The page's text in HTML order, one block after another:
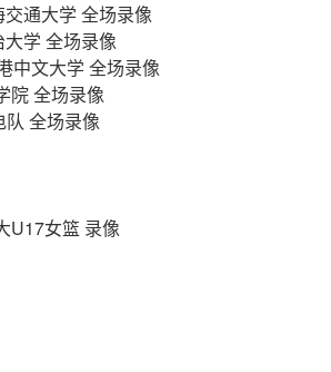
通大学 全场录像
学 全场录像
中文大学 全场录像
院 全场录像
全场录像
U17女篮 录像